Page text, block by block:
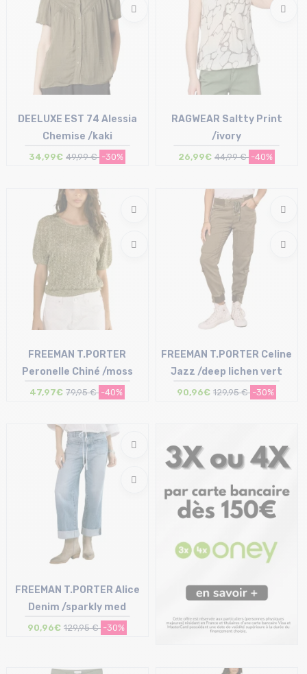
DEELUXE EST 74 Alessia
Chemise /kaki
34,99€ 49,99 € -30%
L
RAGWEAR Saltty Print
/ivory
26,99€ 44,99 € -40%
XS | S | M | L
FREEMAN T.PORTER
Peronelle Chiné /moss
47,97€ 79,95 € -40%
FREEMAN T.PORTER Celine
Jazz /deep lichen vert
90,96€ 129,95 € -30%
26 | 27 | 29 | 30
FREEMAN T.PORTER Alice
Denim /sparkly med
90,96€ 129,95 € -30%